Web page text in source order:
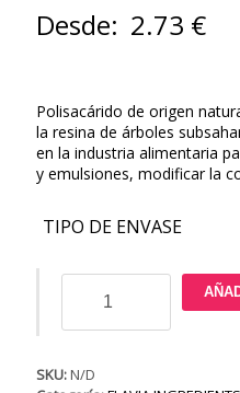
Desde: 2.73 €
Polisacárido de origen
la resina de árboles
en la industria alimentaria
y emulsiones, modificar la
TIPO DE ENVASE
Arábiga
cantidad
SKU:N/D